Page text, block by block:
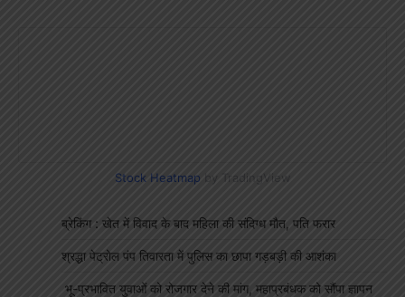
Stock Heatmap by TradingView
ब्रेकिंग : खेत में विवाद के बाद महिला की संदिग्ध मौत, पति फरार
श्रद्धा पेट्रोल पंप तिवारता में पुलिस का छापा गड़बड़ी की आशंका
भू-प्रभावित युवाओं को रोजगार देने की मांग, महाप्रबंधक को सौंपा ज्ञापन